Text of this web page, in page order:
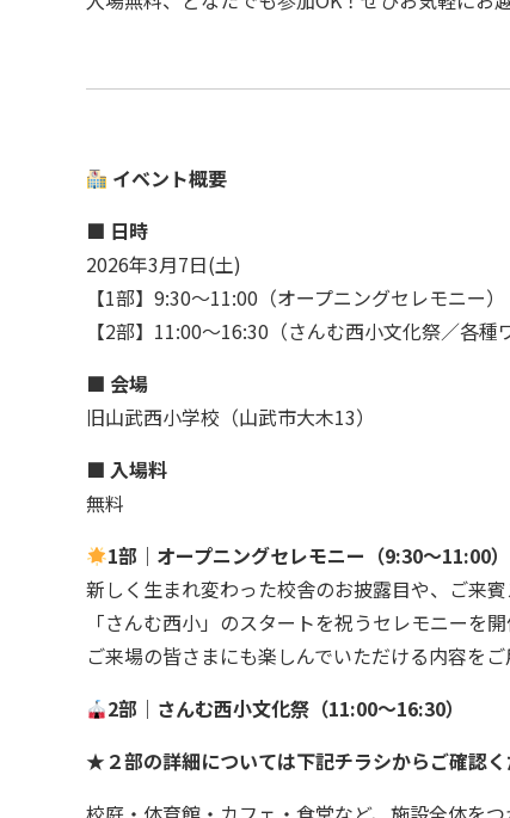
イベント概要
■ 日時
2026年3月7日(土)
【1部】9:30〜11:00（オープニングセレモニー）
【2部】11:00〜16:30（さんむ西小文化祭／各種
■ 会場
旧山武西小学校（山武市大木13）
■ 入場料
無料
1部｜オープニングセレモニー（9:30〜11:00）
新しく生まれ変わった校舎のお披露目や、ご来賓
「さんむ西小」のスタートを祝うセレモニーを開
ご来場の皆さまにも楽しんでいただける内容をご
2部｜さんむ西小文化祭（11:00〜16:30）
★２部の詳細については下記チラシからご確認